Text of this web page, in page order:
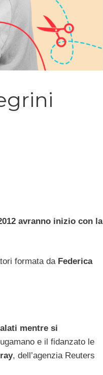
avranno inizio con la
formata da Federica
mentre si
e il fidanzato le
, dell’agenzia Reuters